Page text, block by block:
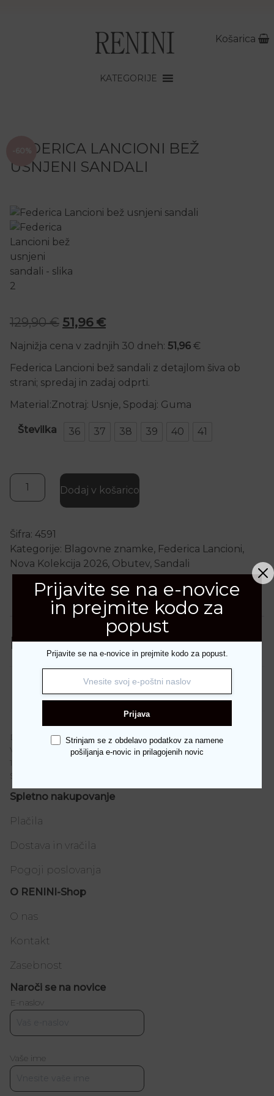
Košarica
KATEGORIJE
FEDERICA LANCIONI BEŽ
USNJENI SANDALI
129,90€ Izvirna cena je bila: 129,90 €.
51,96 €Trenutna cena je: 51,96 €.
Najnižja cena v zadnjih 30 dneh: 51,96 €
Federica Lancioni bež sandali z detajlom šiva ob
strani; spredaj in zadaj odprti.
Material:Znotraj: Usnje, Spodaj: Guma
Številka 36 37 38 39 40 41
Federica Lancioni bež usnjeni sandali količina
Dodaj v košarico
Šifra: 4591
Kategorije: Blagovne znamke, Federica Lancioni,
Nova Kolekcija 2026, Obutev, Sandali
Dodatne podrobnosti
Dodatne podrobnosti
36, 37, 38, 39, 40, 41
DAREDA D.O.O.
Vodnikova 187
1000 Ljubljana
Slovenija
Spletno nakupovanje
Plačila
Dostava in vračila
Pogoji poslovanja
O RENINI-Shop
O nas
Kontakt
Zasebnost
Naroči se na novice
E-naslov
Vaše ime
Prijavite se na e-novice
in prejmite kodo za
popust
Prijavite se na e-novice in prejmite kodo za popust.
Prijava
Strinjam se z obdelavo podatkov za namene
pošiljanja e-novic in prilagojenih novic